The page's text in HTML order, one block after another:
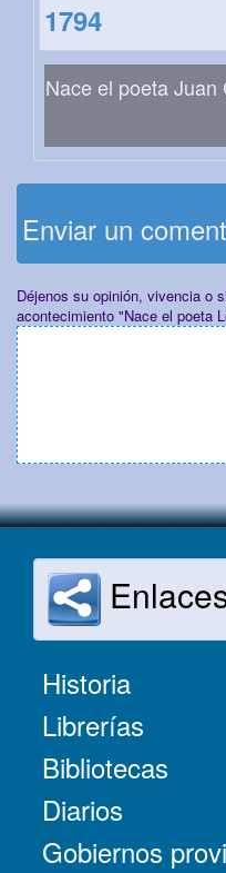
1794
Nace el poeta Juan
Enviar un
Déjenos su opinión, vivencia o
acontecimiento "Nace el poeta
Historia
Librerías
Bibliotecas
Diarios
Gobiernos